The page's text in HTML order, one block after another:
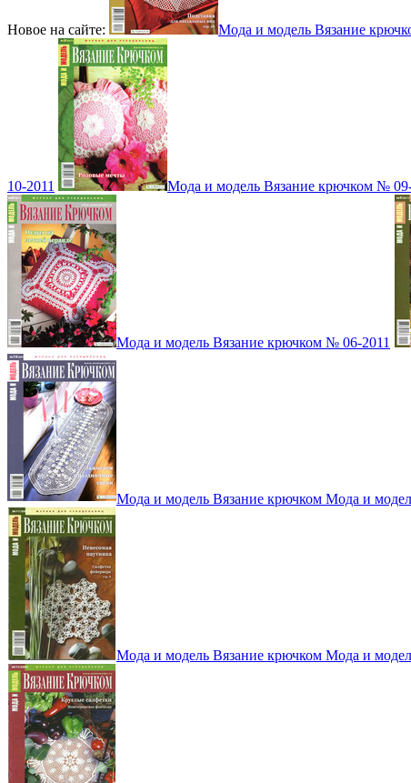
Новое на сайте: Мода и модель Вязание
10-2011 Мода и модель Вязание крючком № 09-
Мода и модель Вязание крючком № 06-2011
Мода и модель Вязание крючком Мода и
Мода и модель Вязание крючком Мода и